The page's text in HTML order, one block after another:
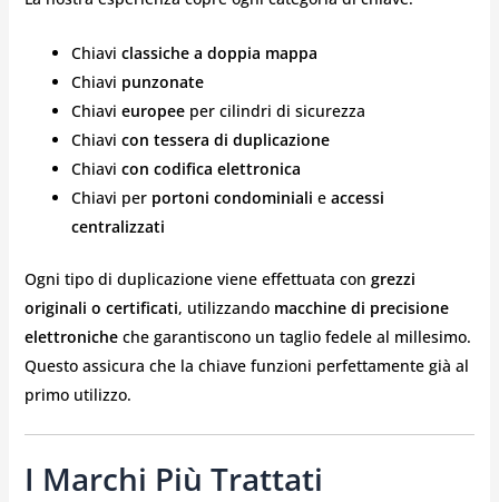
Chiavi classiche a doppia mappa
Chiavi punzonate
Chiavi europeeper cilindri di sicurezza
Chiavi con tessera di duplicazione
Chiavi con codifica elettronica
Chiavi per portoni condominiali e accessi
centralizzati
Ogni tipo di duplicazione viene effettuata con grezzi
originali o certificati, utilizzando macchine di precisione
elettronicheche garantiscono un taglio fedele al millesimo.
Questo assicura che la chiave funzioni perfettamente già al
primo utilizzo.
I Marchi Più Trattati